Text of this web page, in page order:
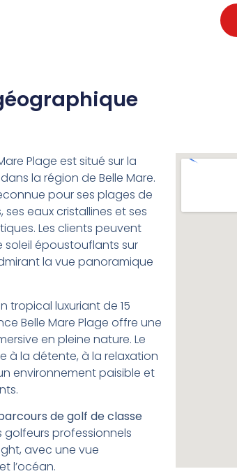
Plage est situé sur la
la région de Belle Mare.
pour ses plages de
eaux cristallines et ses
Les clients peuvent
époustouflants sur
la vue panoramique
tropical luxuriant de 15
Belle Mare Plage offre une
en pleine nature. Le
à la détente, à la relaxation
environnement paisible et
de golf de classe
golfeurs professionnels
avec une vue
l’océan.